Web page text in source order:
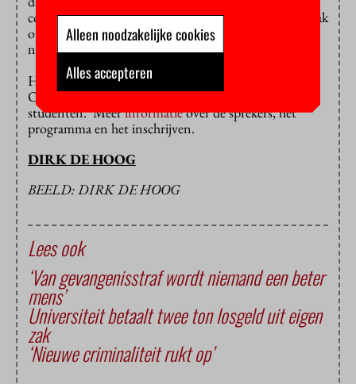
congrescommissie denken dat dit komt doordat dit vak
op onze faculteit niet gedoceerd wordt en misdaad
natuurlijk wel volop in de belangstelling staat.”
Het congres is voor alle geïnteresseerden toegankelijk.
Ook voor studenten van andere faculteiten en niet-
studenten. Meerinformatieover de sprekers, het
programma en het inschrijven.
DIRK DE HOOG
BEELD: DIRK DE HOOG
Lees ook
‘Van gevangenisstraf wordt niemand een beter
mens’
Universiteit betaalt twee ton losgeld uit eigen
zak
‘Nieuwe criminaliteit rukt op’
Alleen noodzakelijke cookies
Alles accepteren